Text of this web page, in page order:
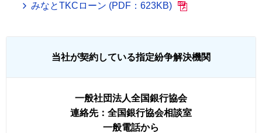
みなとTKCローン (PDF：623KB)
当社が契約している指定紛争解決機関
一般社団法人全国銀行協会
連絡先：全国銀行協会相談室
一般電話から